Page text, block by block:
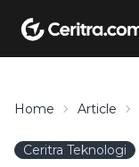
Home Article
Ceritra Teknologi